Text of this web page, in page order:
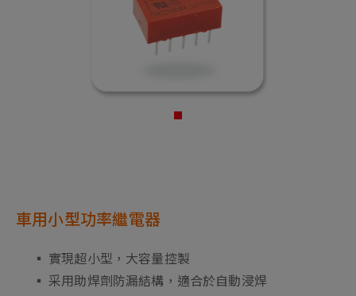
車用小型功率繼電器
▪ 實現超小型，大容量控製
▪ 采用助焊劑防漏結構，適合於自動浸焊